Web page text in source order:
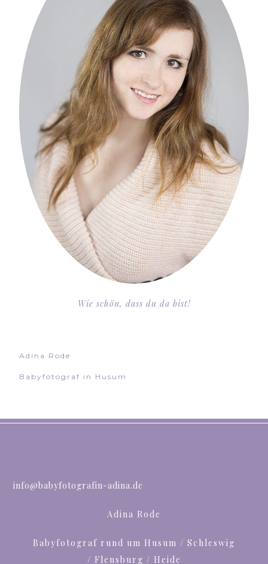
Wie schön, dass du da bist!
Adina Rode
Babyfotograf in Husum
info@babyfotografin-adina.de
Adina Rode
Babyfotograf rund um Husum / Schleswig
/ Flensburg / Heide